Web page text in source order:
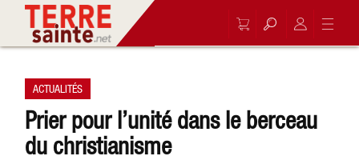
ACTUALITÉS
Prier pour l’unité dans le berceau
du christianisme